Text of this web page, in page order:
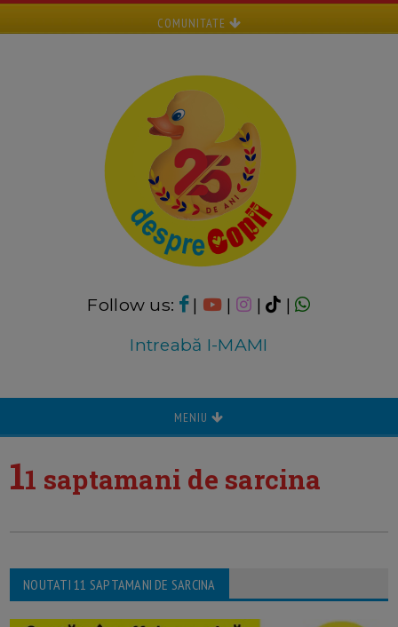
COMUNITATE
Follow us: | | |
|
Intreabă I-MAMI
MENIU
11 saptamani de sarcina
NOUTATI 11 SAPTAMANI DE SARCINA